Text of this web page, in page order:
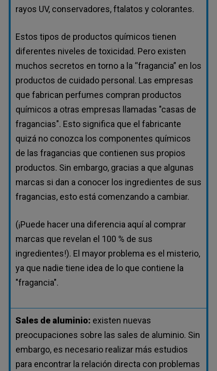
rayos UV, conservadores, ftalatos y colorantes.
Estos tipos de productos químicos tienen
diferentes niveles de toxicidad. Pero existen
muchos secretos en torno a la “fragancia” en los
productos de cuidado personal. Las empresas
que fabrican perfumes compran productos
químicos a otras empresas llamadas "casas de
fragancias". Esto significa que el fabricante
quizá no conozca los componentes químicos
de las fragancias que contienen sus propios
productos. Sin embargo, gracias a que algunas
marcas si dan a conocer los ingredientes de sus
fragancias, esto está comenzando a cambiar.
(¡Puede hacer una diferencia aquí al comprar
marcas que revelan el 100 % de sus
ingredientes!). El mayor problema es el misterio,
ya que nadie tiene idea de lo que contiene la
"fragancia".
Sales de aluminio: existen nuevas
preocupaciones sobre las sales de aluminio. Sin
embargo, es necesario realizar más estudios
para encontrar la relación directa con problemas